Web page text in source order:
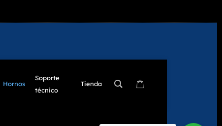
Hornos
Soporte
técnico
Tienda